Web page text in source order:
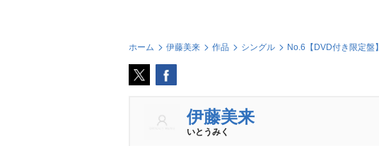
ホーム 伊藤美来 作品 シングル No.6【DVD付き限定盤】
伊藤美来
いとうみく